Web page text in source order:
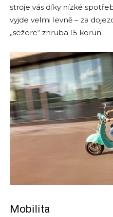
stroje vás díky nízké
vyjde velmi levně – za
„sežere“ zhruba 15 korun.
Mobilita